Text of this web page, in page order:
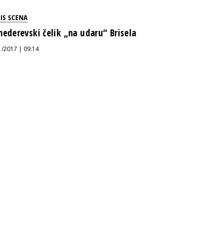
SCENA
čelik „na udaru“ Brisela
2017 | 09:14